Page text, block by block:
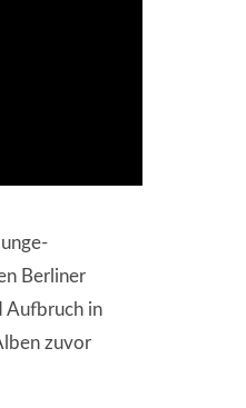
Berliner
Aufbruch in
zuvor